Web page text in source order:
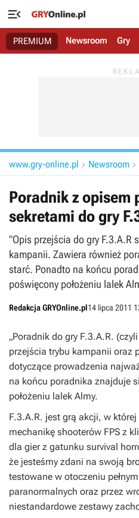

PREMIUM Newsroom Gry
www.gry-online.pl  Newsroom 
Poradnik z opisem
sekretami do gry
"Opis przejścia do gry F.3.A.R
kampanii. Zawiera również
starć. Ponadto na końcu
poświęcony położeniu lalek
Redakcja GRYOnline.pl14 lipca 2011
„Poradnik do gry F.3.A.R.
przejścia trybu kampanii oraz
dotyczące prowadzenia
na końcu poradnika znajduje
położeniu lalek Almy.
F.3.A.R. jest grą akcji, w której
mechanikę shooterów FPS z
dla gier z gatunku survival
że jesteśmy zdani na swoją
testowane w otoczeniu
paranormalnych oraz przez
niestandardowe zestawy